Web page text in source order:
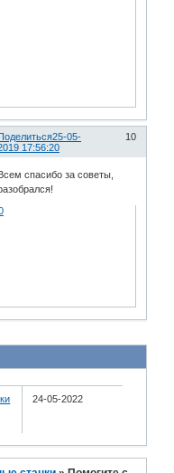
Поделиться 10
25-05-
17:56:20
спасибо за советы,
24-05-2022